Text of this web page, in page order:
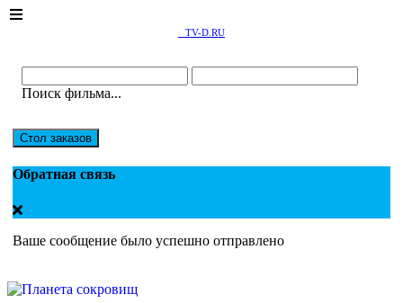
TV-D.RU
Поиск фильма...
Стол заказов
Обратная связь
Ваше сообщение было успешно отправлено